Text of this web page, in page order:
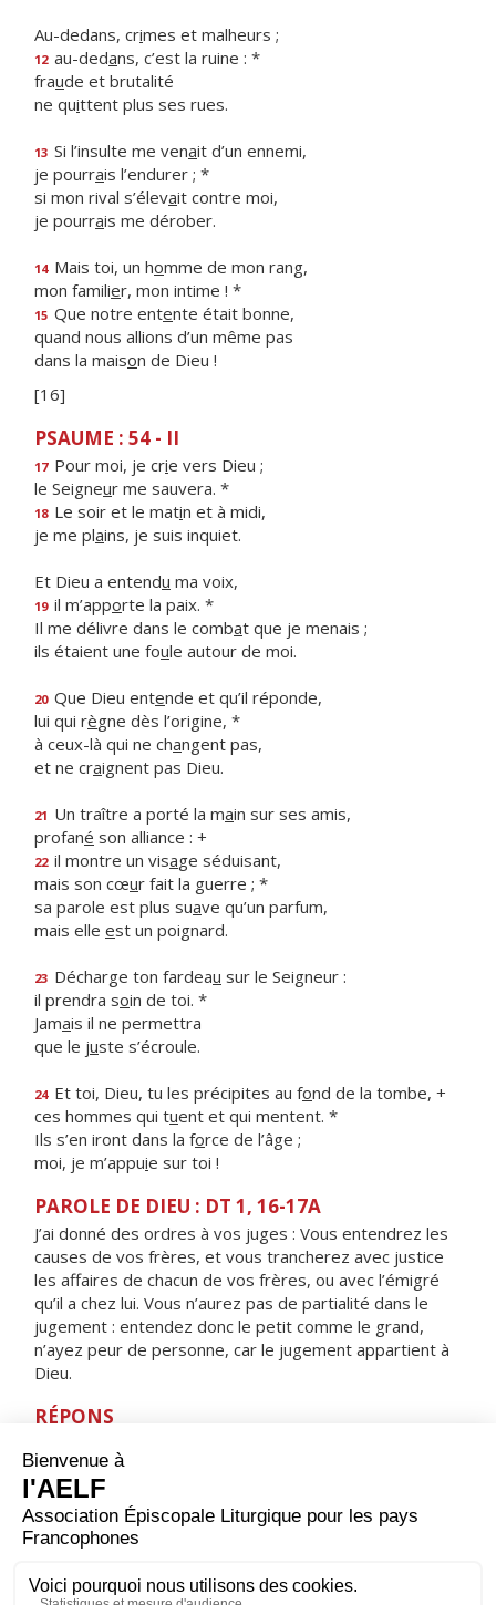
Au-dedans, crimes et malheurs ;
12 au-dedans, c’est la ruine : *
fraude et brutalité
ne quittent plus ses rues.
13 Si l’insulte me venait d’un ennemi,
je pourrais l’endurer ; *
si mon rival s’élevait contre moi,
je pourrais me dérober.
14 Mais toi, un homme de mon rang,
mon familier, mon intime ! *
15 Que notre entente était bonne,
quand nous allions d’un même pas
dans la maison de Dieu !
[16]
PSAUME : 54 - II
17 Pour moi, je crie vers Dieu ;
le Seigneur me sauvera. *
18 Le soir et le matin et à midi,
je me plains, je suis inquiet.
Et Dieu a entendu ma voix,
19 il m’apporte la paix. *
Il me délivre dans le combat que je menais ;
ils étaient une foule autour de moi.
20 Que Dieu entende et qu’il réponde,
lui qui règne dès l’origine, *
à ceux-là qui ne changent pas,
et ne craignent pas Dieu.
21 Un traître a porté la main sur ses amis,
profané son alliance : +
22 il montre un visage séduisant,
mais son cœur fait la guerre ; *
sa parole est plus suave qu’un parfum,
mais elle est un poignard.
23 Décharge ton fardeau sur le Seigneur :
il prendra soin de toi. *
Jamais il ne permettra
que le juste s’écroule.
24 Et toi, Dieu, tu les précipites au fond de la tombe, +
ces hommes qui tuent et qui mentent. *
Ils s’en iront dans la force de l’âge ;
moi, je m’appuie sur toi !
PAROLE DE DIEU : DT 1, 16-17A
J’ai donné des ordres à vos juges : Vous entendrez les
causes de vos frères, et vous trancherez avec justice
les affaires de chacun de vos frères, ou avec l’émigré
qu’il a chez lui. Vous n’aurez pas de partialité dans le
jugement : entendez donc le petit comme le grand,
n’ayez peur de personne, car le jugement appartient à
Dieu.
RÉPONS
Les hommes droits le verront face à face.
ORAISON
Dieu, qui as révélé au monde que les artisans de paix
cette justice qui seule peut garantir aux hommes une